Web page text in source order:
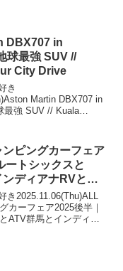
DBX707 in
球最強 SUV //
City Drive
き
Martin DBX707 in
最強 SUV // Kuala
ピングカーフェア
ートシックスと
ディアナRVとレ
とフィールドラ
RVとセキソーボ
クとティピーアウ
き2025.11.06(Thu)ALL
カーフェア2025後半｜
ATV群馬とインディア